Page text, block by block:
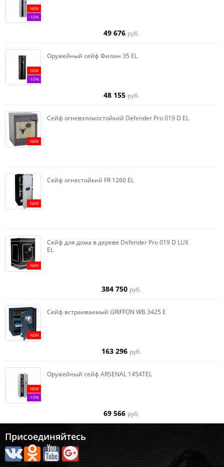
NEW
-10%
49 676 руб.
NEW
-10%
Оружейный сейф Филин 35 EL
48 155 руб.
NEW
Сейф огневзломостойкий Defender Pro 019 D EL
NEW
Сейф огнестойкий FR 1260 EL
NEW
Сейф для дома в дереве Defender Pro 019 D LUX
EL
384 750 руб.
NEW
Сейф встраиваемый GRIFFON WB 3425 E
163 296 руб.
NEW
-10%
Оружейный сейф ARSENAL 1454ТEL
69 566 руб.
Присоединяйтесь